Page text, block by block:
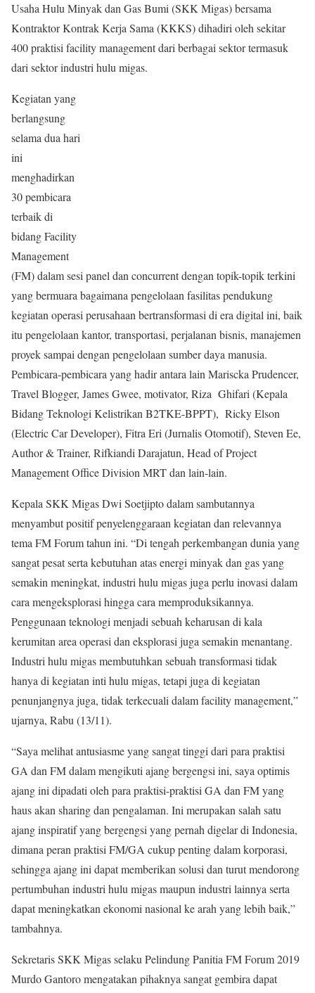
Usaha Hulu Minyak dan Gas Bumi (SKK Migas) bersama
Kontraktor Kontrak Kerja Sama (KKKS) dihadiri oleh sekitar
400 praktisi facility management dari berbagai sektor termasuk
dari sektor industri hulu migas.
Kegiatan yang
berlangsung
selama dua hari
ini
menghadirkan
30 pembicara
terbaik di
bidang Facility
Management
(FM) dalam sesi panel dan concurrent dengan topik-topik terkini
yang bermuara bagaimana pengelolaan fasilitas pendukung
kegiatan operasi perusahaan bertransformasi di era digital ini, baik
itu pengelolaan kantor, transportasi, perjalanan bisnis, manajemen
proyek sampai dengan pengelolaan sumber daya manusia.
Pembicara-pembicara yang hadir antara lain Mariscka Prudencer,
Travel Blogger, James Gwee, motivator, Riza Ghifari (Kepala
Bidang Teknologi Kelistrikan B2TKE-BPPT), Ricky Elson
(Electric Car Developer), Fitra Eri (Jurnalis Otomotif), Steven Ee,
Author & Trainer, Rifkiandi Darajatun, Head of Project
Management Office Division MRT dan lain-lain.
Kepala SKK Migas Dwi Soetjipto dalam sambutannya
menyambut positif penyelenggaraan kegiatan dan relevannya
tema FM Forum tahun ini. “Di tengah perkembangan dunia yang
sangat pesat serta kebutuhan atas energi minyak dan gas yang
semakin meningkat, industri hulu migas juga perlu inovasi dalam
cara mengeksplorasi hingga cara memproduksikannya.
Penggunaan teknologi menjadi sebuah keharusan di kala
kerumitan area operasi dan eksplorasi juga semakin menantang.
Industri hulu migas membutuhkan sebuah transformasi tidak
hanya di kegiatan inti hulu migas, tetapi juga di kegiatan
penunjangnya juga, tidak terkecuali dalam facility management,”
ujarnya, Rabu (13/11).
“Saya melihat antusiasme yang sangat tinggi dari para praktisi
GA dan FM dalam mengikuti ajang bergengsi ini, saya optimis
ajang ini dipadati oleh para praktisi-praktisi GA dan FM yang
haus akan sharing dan pengalaman. Ini merupakan salah satu
ajang inspiratif yang bergengsi yang pernah digelar di Indonesia,
dimana peran praktisi FM/GA cukup penting dalam korporasi,
sehingga ajang ini dapat memberikan solusi dan turut mendorong
pertumbuhan industri hulu migas maupun industri lainnya serta
dapat meningkatkan ekonomi nasional ke arah yang lebih baik,”
tambahnya.
Sekretaris SKK Migas selaku Pelindung Panitia FM Forum 2019
Murdo Gantoro mengatakan pihaknya sangat gembira dapat